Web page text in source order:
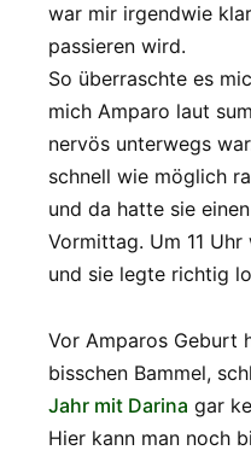
war mir irgendwie
passieren wird.
So überraschte es
mich Amparo laut
nervös unterwegs
schnell wie möglich
und da hatte sie
Vormittag. Um 11 Uhr
und sie legte richtig
Vor Amparos Geburt
bisschen Bammel,
Jahr mit Darina gar
Hier kann man noch